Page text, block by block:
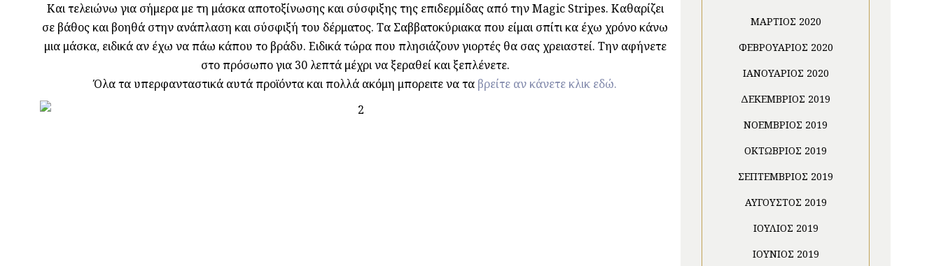
Και τελειώνω για σήμερα με τη μάσκα αποτοξίνωσης και σύσφιξης της επιδερμίδας από την Magic Stripes. Καθαρίζει
σε βάθος και βοηθά στην ανάπλαση και σύσφιξή του δέρματος. Τα Σαββατοκύριακα που είμαι σπίτι κα έχω χρόνο κάνω
μια μάσκα, ειδικά αν έχω να πάω κάπου το βράδυ. Ειδικά τώρα που πλησιάζουν γιορτές θα σας χρειαστεί. Την αφήνετε
στο πρόσωπο για 30 λεπτά μέχρι να ξεραθεί και ξεπλένετε.
Όλα τα υπερφανταστικά αυτά προϊόντα και πολλά ακόμη μπορειτε να τα βρείτε αν κάνετε κλικ εδώ.
ΜΆΡΤΙΟΣ 2020
ΦΕΒΡΟΥΆΡΙΟΣ 2020
ΙΑΝΟΥΆΡΙΟΣ 2020
ΔΕΚΈΜΒΡΙΟΣ 2019
ΝΟΈΜΒΡΙΟΣ 2019
ΟΚΤΏΒΡΙΟΣ 2019
ΣΕΠΤΈΜΒΡΙΟΣ 2019
ΑΎΓΟΥΣΤΟΣ 2019
ΙΟΎΛΙΟΣ 2019
ΙΟΎΝΙΟΣ 2019